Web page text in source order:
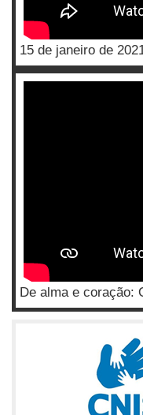
15 de janeiro de
De alma e coração: